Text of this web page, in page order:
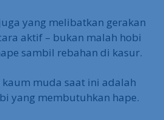
yang melibatkan gerakan
aktif – bukan malah hobi
sambil rebahan di kasur.
kaum muda saat ini adalah
yang membutuhkan hape.